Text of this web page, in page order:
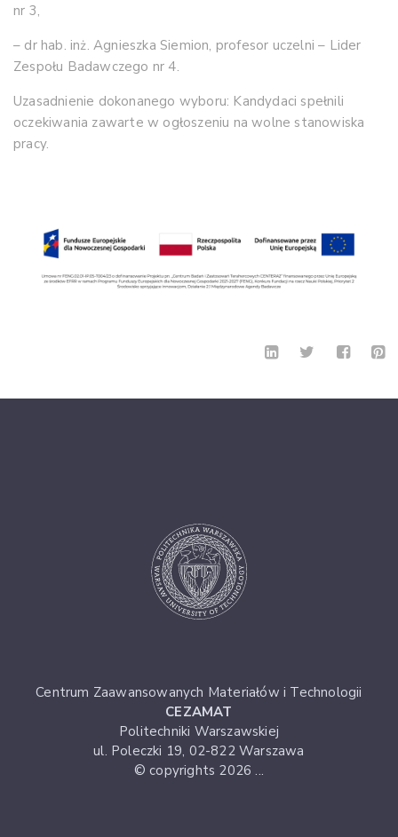
nr 3,
– dr hab. inż. Agnieszka Siemion, profesor uczelni – Lider
Zespołu Badawczego nr 4.
Uzasadnienie dokonanego wyboru: Kandydaci spełnili
oczekiwania zawarte w ogłoszeniu na wolne stanowiska
pracy.
Centrum Zaawansowanych Materiałów i Technologii
CEZAMAT
Politechniki Warszawskiej
ul. Poleczki 19, 02-822 Warszawa
© copyrights 2026 ...